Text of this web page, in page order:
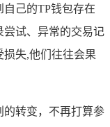
己的TP钱包存在
尝试、异常的交易记
失,他们往往会果
的转变，不再打算参